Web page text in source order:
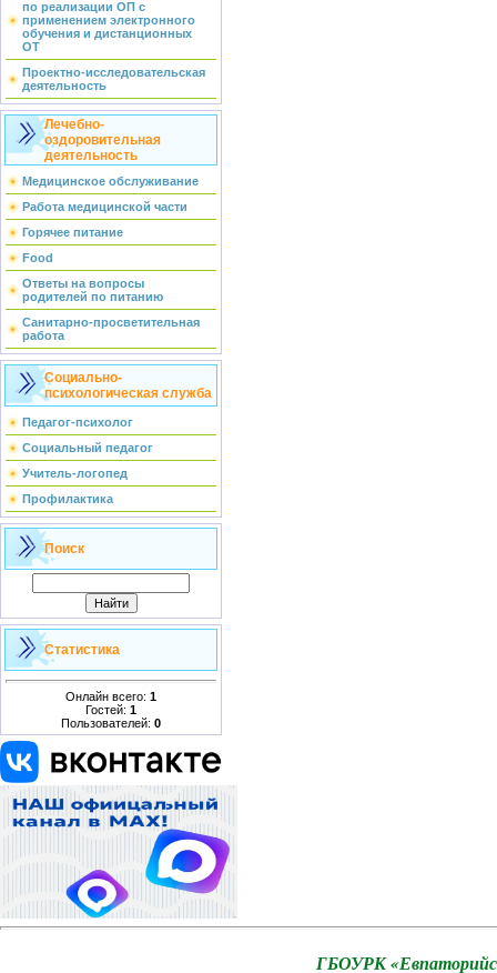
по реализации ОП с
применением электронного
обучения и дистанционных
ОТ
Проектно-исследовательская
деятельность
Лечебно-
оздоровительная
деятельность
Медицинское обслуживание
Работа медицинской части
Горячее питание
Food
Ответы на вопросы
родителей по питанию
Санитарно-просветительная
работа
Социально-
психологическая служба
Педагог-психолог
Социальный педагог
Учитель-логопед
Профилактика
Поиск
Статистика
Онлайн всего: 1
Гостей: 1
Пользователей: 0
ГБОУРК